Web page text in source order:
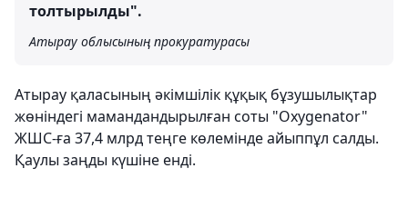
толтырылды".
Атырау облысының прокуратурасы
Атырау қаласының әкімшілік құқық бұзушылықтар
жөніндегі мамандандырылған соты "Оxygenator"
ЖШС-ға 37,4 млрд теңге көлемінде айыппұл салды.
Қаулы заңды күшіне енді.